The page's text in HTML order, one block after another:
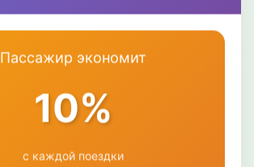
Пассажир экономит
10%
с каждой поездки